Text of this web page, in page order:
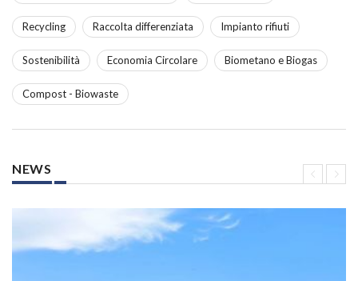
Recycling Raccolta differenziata Impianto rifiuti
Sostenibilità Economia Circolare Biometano e Biogas
Compost - Biowaste
NEWS